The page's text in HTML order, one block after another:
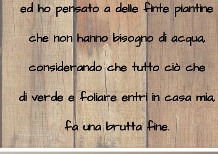
ed ho pensato a delle finte piantine
che non hanno bisogno di acqua,
considerando che tutto ciò che
di verde e foliare entri in casa mia,
fa una brutta fine.